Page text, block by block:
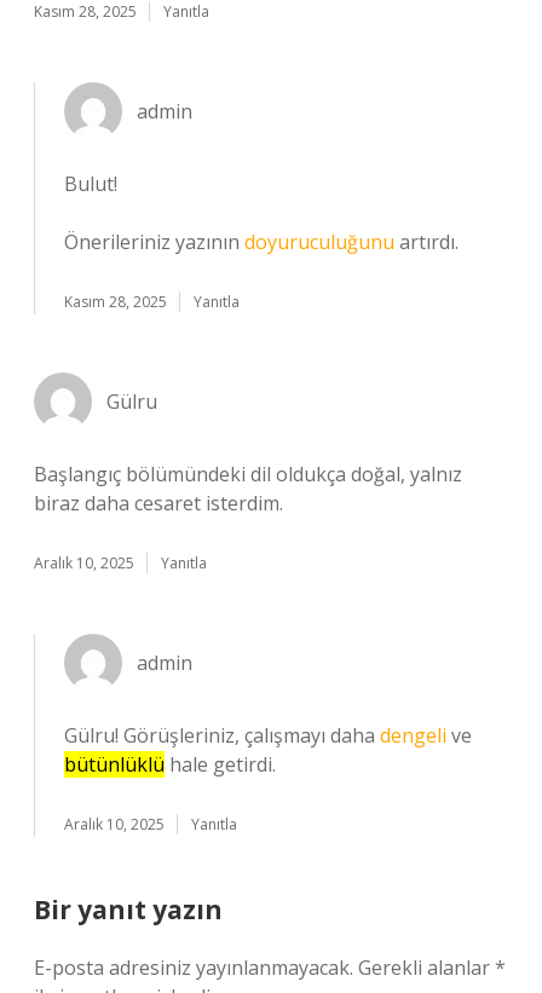
Kasım 28, 2025 Yanıtla
admin
Bulut!
Önerileriniz yazının doyuruculuğunu artırdı.
Kasım 28, 2025 Yanıtla
Gülru
Başlangıç bölümündeki dil oldukça doğal, yalnız
biraz daha cesaret isterdim.
Aralık 10, 2025 Yanıtla
admin
Gülru! Görüşleriniz, çalışmayı daha dengeli ve
bütünlüklü hale getirdi.
Aralık 10, 2025 Yanıtla
Bir yanıt yazın
E-posta adresiniz yayınlanmayacak. Gerekli alanlar*